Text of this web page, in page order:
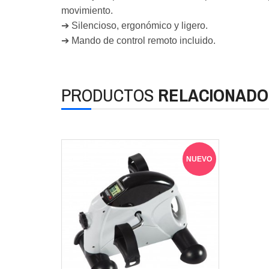
movimiento.
➔ Silencioso, ergonómico y ligero.
➔ Mando de control remoto incluido.
PRODUCTOS
NUEVO